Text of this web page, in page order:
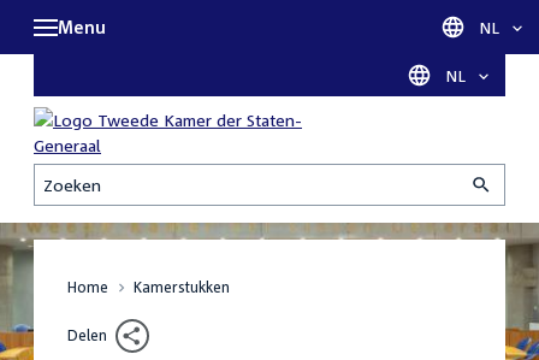
Taal selectie
NL
Zoeken
Menu Taal
NL
Home Kamerstukken
Delen